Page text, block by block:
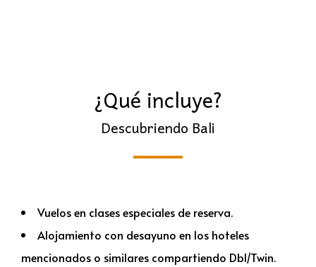
¿Qué incluye?
Descubriendo Bali
Vuelos en clases especiales de reserva.
Alojamiento con desayuno en los hoteles
mencionados o similares compartiendo Dbl/Twin.